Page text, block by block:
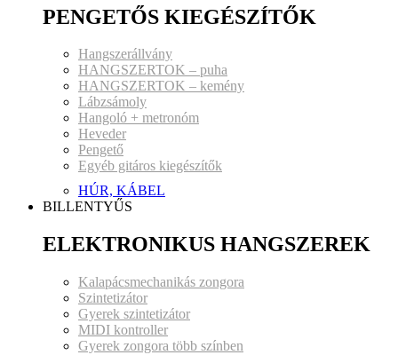
PENGETŐS KIEGÉSZÍTŐK
Hangszerállvány
HANGSZERTOK – puha
HANGSZERTOK – kemény
Lábzsámoly
Hangoló + metronóm
Heveder
Pengető
Egyéb gitáros kiegészítők
HÚR, KÁBEL
BILLENTYŰS
ELEKTRONIKUS HANGSZEREK
Kalapácsmechanikás zongora
Szintetizátor
Gyerek szintetizátor
MIDI kontroller
Gyerek zongora több színben